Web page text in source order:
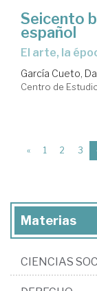
Seicento
español
el arte, la
García Cueto,
Centro de
« 1 2 3
Materias
CIENCIAS